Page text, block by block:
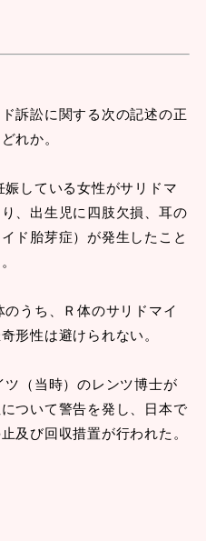
訴訟に関する次の記述の正
れか。
している女性がサリドマ
、出生児に四肢欠損、耳の
ド胎芽症）が発生したこと
うち、Ｒ体のサリドマイ
形性は避けられない。
ツ（当時）のレンツ博士が
ついて警告を発し、日本で
及び回収措置が行われた。